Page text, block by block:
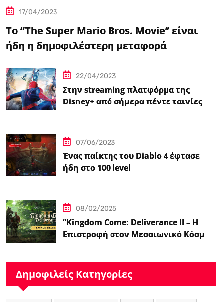
17/04/2023
Το “The Super Mario Bros. Movie” είναι
ήδη η δημοφιλέστερη μεταφορά
22/04/2023
Στην streaming πλατφόρμα της
Disney+ από σήμερα πέντε ταινίες
07/06/2023
Ένας παίκτης του Diablo 4 έφτασε
ήδη στο 100 level
08/02/2025
“Kingdom Come: Deliverance II – Η
Επιστροφή στον Μεσαιωνικό Κόσμο
Δημοφιλείς Κατηγορίες